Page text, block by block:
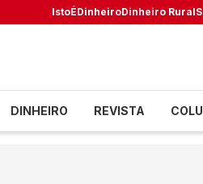
IstoÉDinheiroDinheiro Rural
DINHEIRO REVISTA